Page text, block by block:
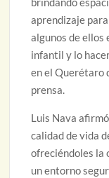
aprendizaje
algunos de ellos
infantil y lo
en el Querétaro
prensa.
Luis Nava
calidad de vida
ofreciéndoles la
un entorno